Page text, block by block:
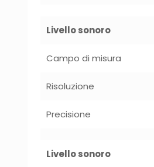
Livello sonoro
Campo di misura
Risoluzione
Precisione
Livello sonoro